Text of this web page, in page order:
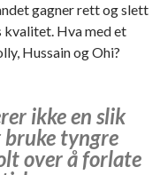
gagner rett og slett
kvalitet. Hva med et
Hussain og Ohi?
ikke en slik
bruke tyngre
over å forlate